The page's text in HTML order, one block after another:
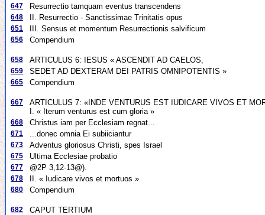
647 Resurrectio tamquam eventus transcendens
648 II. Resurrectio - Sanctissimae Trinitatis opus
651 III. Sensus et momentum Resurrectionis salvificum
656 Compendium
658 ARTICULUS 6: IESUS « ASCENDIT AD CAELOS,
659 SEDET AD DEXTERAM DEI PATRIS OMNIPOTENTIS »
665 Compendium
667
ARTICULUS 7: «INDE VENTURUS EST IUDICARE VIVOS ET
I. « Iterum venturus est cum gloria »
668 Christus iam per Ecclesiam regnat...
671 ...donec omnia Ei subiiciantur
673 Adventus gloriosus Christi, spes Israel
675 Ultima Ecclesiae probatio
677 @2P 3,12-13@).
678 II. « Iudicare vivos et mortuos »
680 Compendium
682 CAPUT TERTIUM